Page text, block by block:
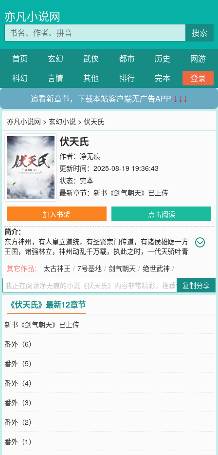
亦凡小说网
搜索
首页 玄幻 武侠 都市 历史
网游
科幻
言情 其他 排行 完本
登录
追看新章节，下载本站客户端无广告APP ↓↓↓
亦凡小说网 >玄幻小说 > 伏天氏
伏天氏
作者： 净无痕
更新时间：2025-08-19 19:36:43
状态：完本
最新章节： 新书《剑气朝天》已上传
加入书架
点击阅读
简介：
东方神州，有人皇立道统，有圣贤宗门传道，有诸侯雄踞一方
王国，诸强林立，神州动乱千万载，执此之时，一代天骄叶青
统！然，叶青帝忽然暴毙，世间雕像尽皆被毁，于世间除名，沦为禁
忌；从此神州唯东凰大帝独尊！十五年后，东海青州城，一名为叶伏
天的少年，开启了他的传奇之路…
您要是觉得《 伏天氏 》还不错的话请不要忘记向您QQ群和微博微信里
的朋友推荐哦！
其它作品： 太古神王 / 7号基地 / 剑气朝天 / 绝世武神 /
复制分享
《伏天氏》最新12章节
新书《剑气朝天》已上传
番外（6）
番外（5）
番外（4）
番外（3）
番外（2）
番外（1）